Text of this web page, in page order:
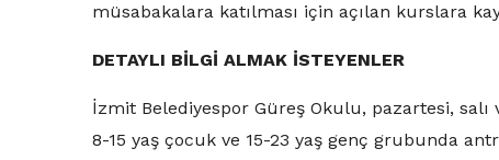
müsabakalara katılması için açılan kurslara
DETAYLI BİLGİ ALMAK İSTEYENLER
İzmit Belediyespor Güreş Okulu, pazartesi,
8-15 yaş çocuk ve 15-23 yaş genç grubunda